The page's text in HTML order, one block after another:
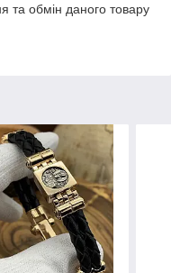
та обмін даного товару